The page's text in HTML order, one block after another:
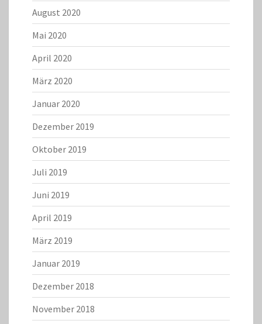
August 2020
Mai 2020
April 2020
März 2020
Januar 2020
Dezember 2019
Oktober 2019
Juli 2019
Juni 2019
April 2019
März 2019
Januar 2019
Dezember 2018
November 2018